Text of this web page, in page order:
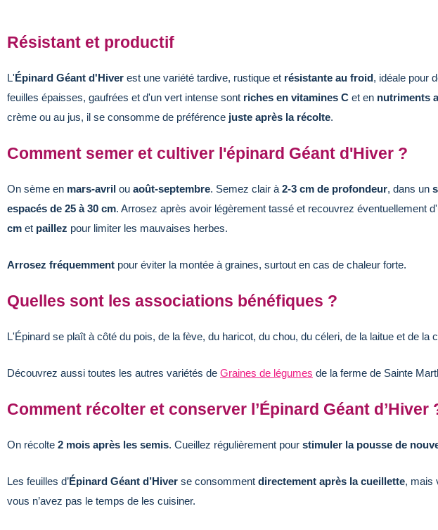
Résistant et productif
L'Épinard Géant d'Hiver est une variété tardive, rustique et résistante au froid, idéale pour
feuilles épaisses, gaufrées et d'un vert intense sont riches en vitamines C et en nutriments
crème ou au jus, il se consomme de préférence juste après la récolte.
Comment semer et cultiver l'épinard Géant d'Hiver ?
On sème en mars-avril ou août-septembre. Semez clair à 2-3 cm de profondeur, dans un
espacés de 25 à 30 cm. Arrosez après avoir légèrement tassé et recouvrez éventuellement
cm et paillez pour limiter les mauvaises herbes.
Arrosez fréquemment pour éviter la montée à graines, surtout en cas de chaleur forte.
Quelles sont les associations bénéfiques ?
L'Épinard se plaît à côté du pois, de la fève, du haricot, du chou, du céleri, de la laitue et de la
Découvrez aussi toutes les autres variétés de Graines de légumes de la ferme de Sainte
Comment récolter et conserver l’Épinard Géant d’Hiver
On récolte 2 mois après les semis. Cueillez régulièrement pour stimuler la pousse de
Les feuilles d’Épinard Géant d’Hiver se consomment directement après la cueillette, mais
vous n’avez pas le temps de les cuisiner.